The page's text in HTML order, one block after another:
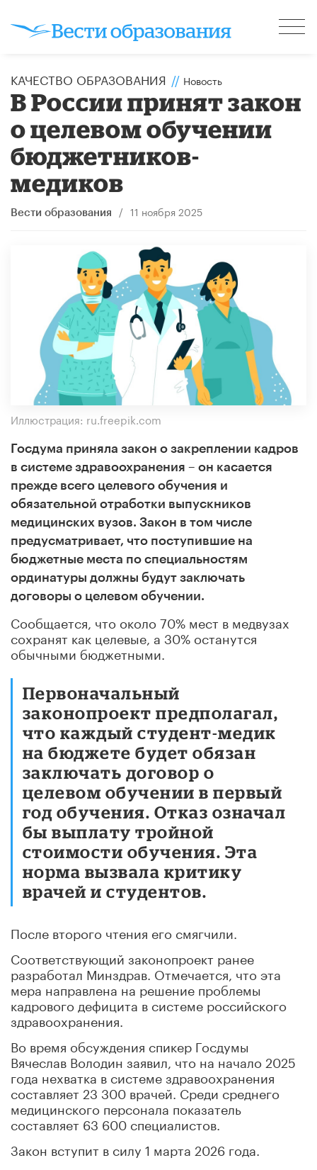
КАЧЕСТВО ОБРАЗОВАНИЯ // Новость
В России принят закон
о целевом обучении
бюджетников-
медиков
Вести образования / 11 ноября 2025
Иллюстрация: ru.freepik.com
Госдума приняла закон о закреплении кадров
в системе здравоохранения – он касается
прежде всего целевого обучения и
обязательной отработки выпускников
медицинских вузов. Закон в том числе
предусматривает, что поступившие на
бюджетные места по специальностям
ординатуры должны будут заключать
договоры о целевом обучении.
Сообщается, что около 70% мест в медвузах
сохранят как целевые, а 30% останутся
обычными бюджетными.
Первоначальный
законопроект предполагал,
что каждый студент-медик
на бюджете будет обязан
заключать договор о
целевом обучении в первый
год обучения. Отказ означал
бы выплату тройной
стоимости обучения. Эта
норма вызвала критику
врачей и студентов.
После второго чтения его смягчили.
Соответствующий законопроект ранее
разработал Минздрав. Отмечается, что эта
мера направлена на решение проблемы
кадрового дефицита в системе российского
здравоохранения.
Во время обсуждения спикер Госдумы
Вячеслав Володин заявил, что на начало 2025
года нехватка в системе здравоохранения
составляет 23 300 врачей. Среди среднего
медицинского персонала показатель
составляет 63 600 специалистов.
Закон вступит в силу 1 марта 2026 года.